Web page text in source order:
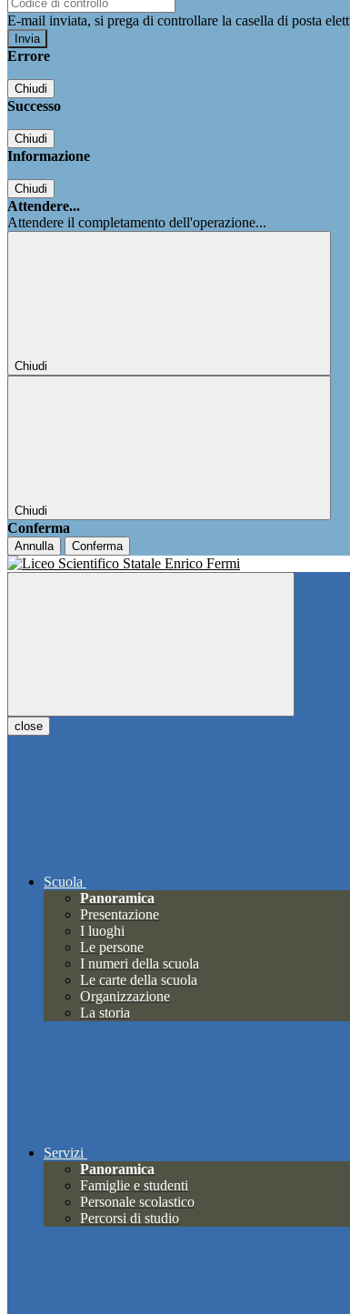
E-mail inviata, si prega di controllare la casella di posta
Errore
Chiudi
Successo
Chiudi
Informazione
Chiudi
Attendere...
Attendere il completamento dell'operazione...
Chiudi
Chiudi
Conferma
Annulla Conferma
close
Scuola
Panoramica
Presentazione
I luoghi
Le persone
I numeri della scuola
Le carte della scuola
Organizzazione
La storia
Servizi
Panoramica
Famiglie e studenti
Personale scolastico
Percorsi di studio